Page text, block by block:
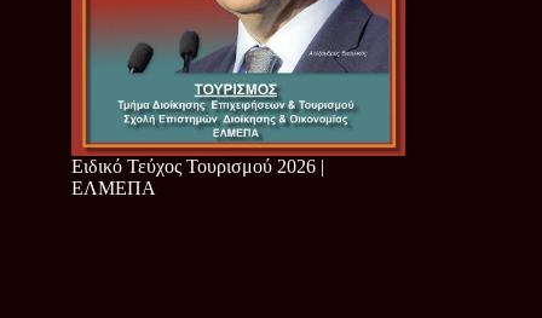
Ειδικό Τεύχος Τουρισμού 2026 |
ΕΛΜΕΠΑ